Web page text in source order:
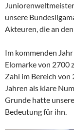
unsere
Akteuren, die an
Im kommenden
Elomarke von 2700
Zahl im Bereich von
Jahren als klare
Grunde hatte
Bedeutung für ihn.